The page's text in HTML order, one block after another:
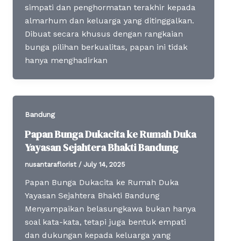
simpati dan penghormatan terakhir kepada
almarhum dan keluarga yang ditinggalkan.
Dibuat secara khusus dengan rangkaian
bunga pilihan berkualitas, papan ini tidak
hanya menghadirkan
Bandung
Papan Bunga Dukacita ke Rumah Duka
Yayasan Sejahtera Bhakti Bandung
nusantaraflorist / July 14, 2025
Papan Bunga Dukacita ke Rumah Duka
Yayasan Sejahtera Bhakti Bandung
Menyampaikan belasungkawa bukan hanya
soal kata-kata, tetapi juga bentuk empati
dan dukungan kepada keluarga yang